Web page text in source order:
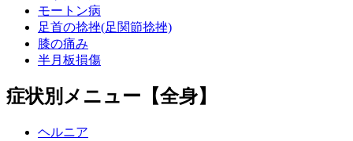
モートン病
足首の捻挫(足関節捻挫)
膝の痛み
半月板損傷
症状別メニュー【全身】
ヘルニア